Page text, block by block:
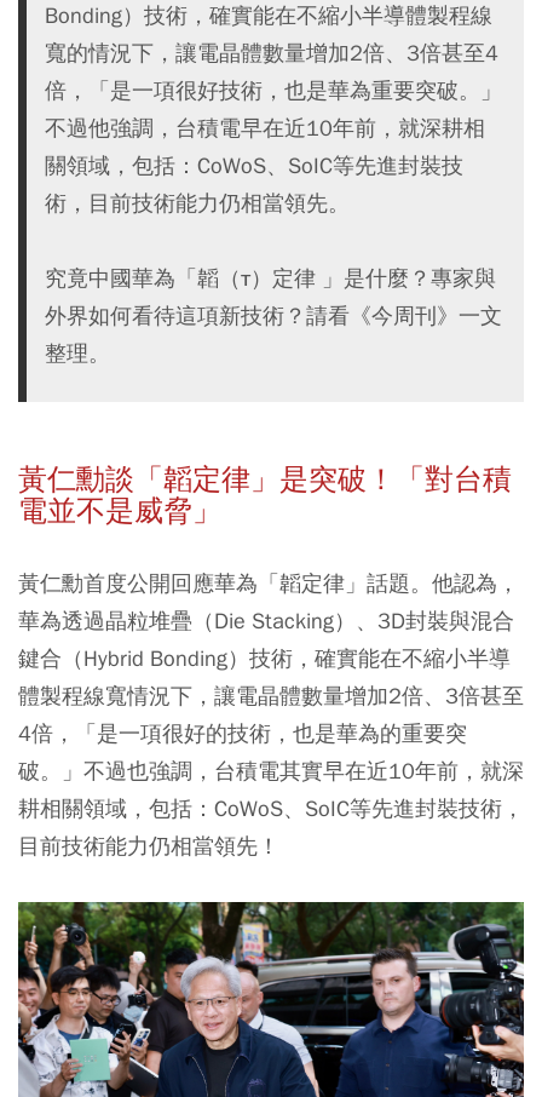
Bonding）技術，確實能在不縮小半導體製程線
寬的情況下，讓電晶體數量增加2倍、3倍甚至4
倍，「是一項很好技術，也是華為重要突破。」
不過他強調，台積電早在近10年前，就深耕相
關領域，包括：CoWoS、SoIC等先進封裝技
術，目前技術能力仍相當領先。
究竟中國華為「韜（τ）定律 」是什麼？專家與
外界如何看待這項新技術？請看《今周刊》一文
整理。
黃仁勳談「韜定律」是突破！「對台積
電並不是威脅」
黃仁勳首度公開回應華為「韜定律」話題。他認為，
華為透過晶粒堆疊（Die Stacking）、3D封裝與混合
鍵合（Hybrid Bonding）技術，確實能在不縮小半導
體製程線寬情況下，讓電晶體數量增加2倍、3倍甚至
4倍，「是一項很好的技術，也是華為的重要突
破。」不過也強調，台積電其實早在近10年前，就深
耕相關領域，包括：CoWoS、SoIC等先進封裝技術，
目前技術能力仍相當領先！